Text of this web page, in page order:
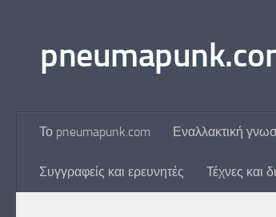
Το pneumapunk.com Εναλλακτική
Συγγραφείς και ερευνητές Τέχνες και